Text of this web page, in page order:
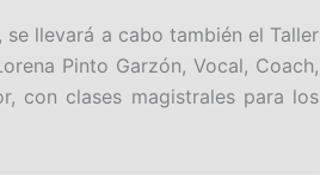
llevará a cabo también el Taller
Pinto Garzón, Vocal, Coach,
con clases magistrales para los